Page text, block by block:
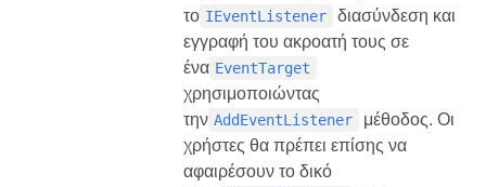
το IEventListener
διασύνδεση και
εγγραφή του ακροατή τους σε
ένα EventTarget
χρησιμοποιώντας
την AddEventListener
μέθοδος. Οι
χρήστες θα πρέπει επίσης να
αφαιρέσουν το δικό